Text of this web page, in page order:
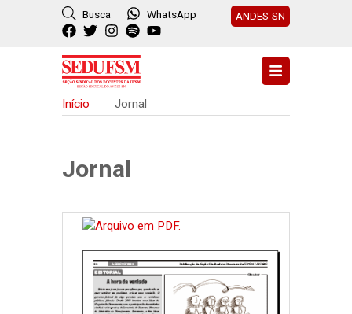
Busca WhatsApp ANDES-SN
Início Jornal
Jornal